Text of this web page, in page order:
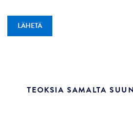
TEOKSIA SAMALTA